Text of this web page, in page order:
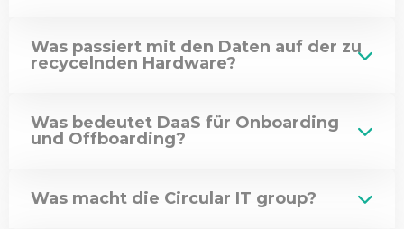
Was passiert mit den Daten auf der zu
recycelnden Hardware?
Was bedeutet DaaS für Onboarding
und Offboarding?
Was macht die Circular IT group?